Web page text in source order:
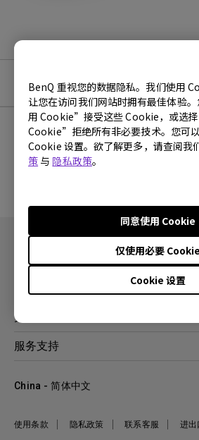
BenQ 重视您的数据隐私。我们使用
让您在访问我们网站时拥有最佳体验
用 Cookie”接受这些 Cookie，或选
Cookie”拒绝所有非必要技术。您可
Cookie 设置。欲了解更多，请查阅我
策 与 隐私政策。
Cookie 设置
仅使用必要 Cookie
同意使用 Cookie
软件下载
没有软件与驱动
产品
WiT智能灯
关于明基
公司简介
企业社会责任
服务支持
档案下载与常见问题
使用条款
隐私政策 联系客服 进出
China - 简体中文